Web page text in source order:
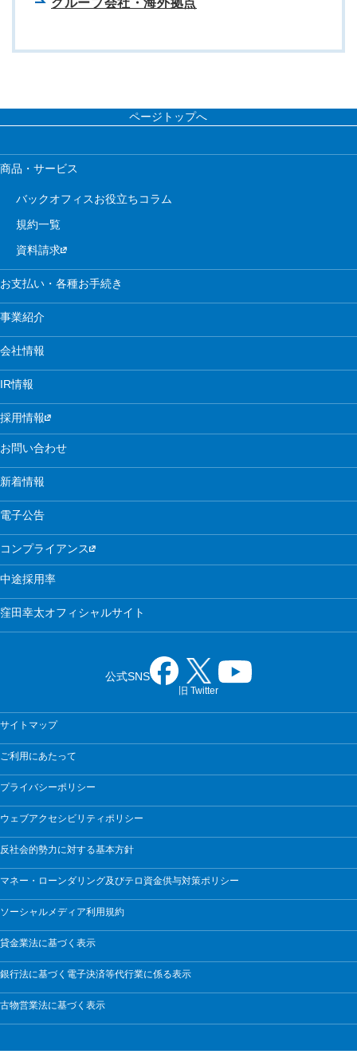
ページトップへ
商品・サービス
バックオフィスお役立ちコラム
規約一覧
資料請求
お支払い・各種お手続き
事業紹介
会社情報
IR情報
採用情報
お問い合わせ
新着情報
電子公告
コンプライアンス
中途採用率
窪田幸太オフィシャルサイト
公式SNS
旧 Twitter
サイトマップ
ご利用にあたって
プライバシーポリシー
ウェブアクセシビリティポリシー
反社会的勢力に対する基本方針
マネー・ローンダリング及びテロ資金供与対策ポリシー
ソーシャルメディア利用規約
貸金業法に基づく表示
銀行法に基づく電子決済等代行業に係る表示
古物営業法に基づく表示